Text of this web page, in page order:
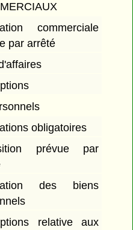
commerciale
par arrêté
obligatoires
prévue par
des biens
relative aux